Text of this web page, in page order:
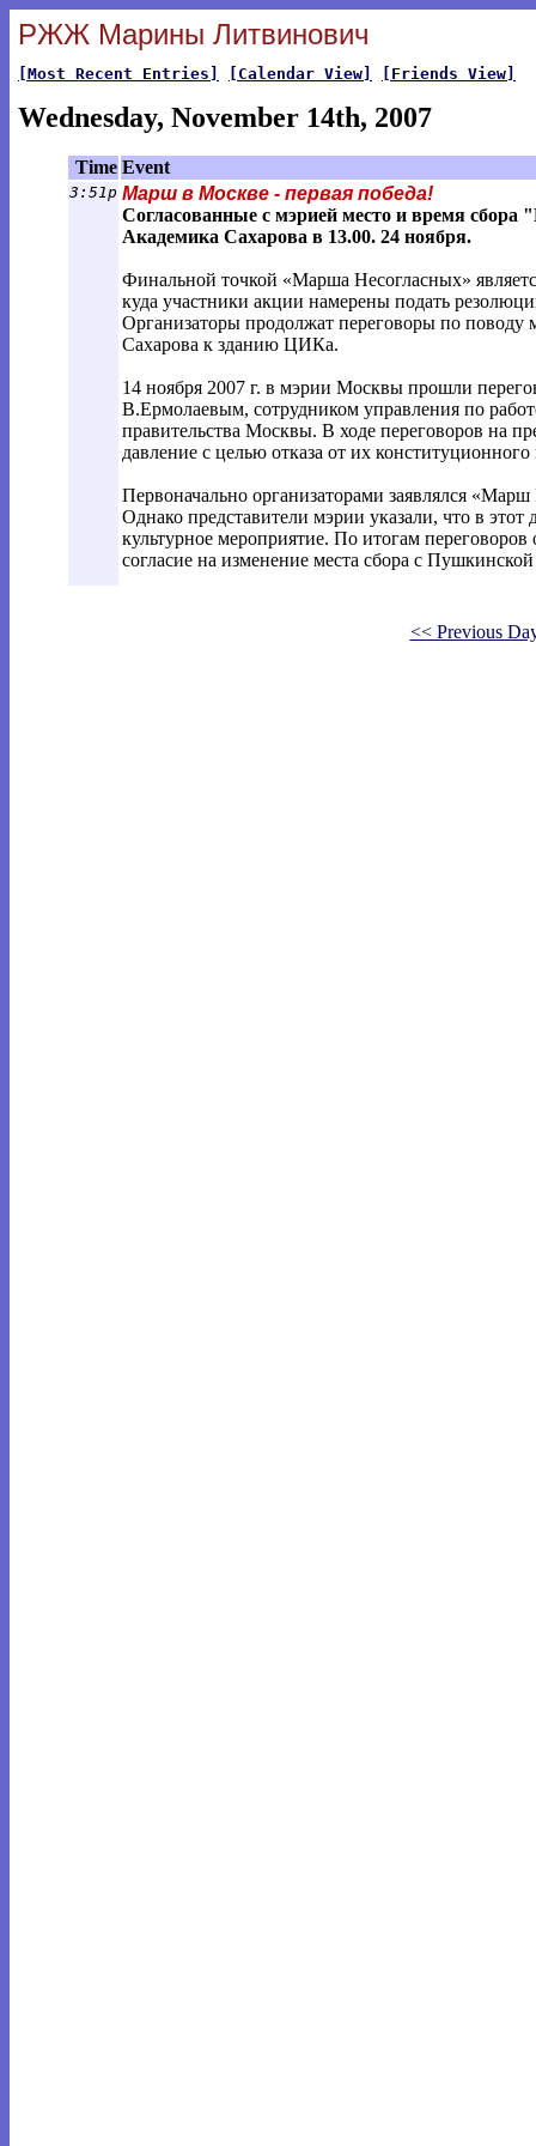
РЖЖ Марины Литвинович
[Most Recent Entries] [Calendar View] [Friends View]
Wednesday, November 14th, 2007
Time Event
3:51p Марш в Москве - первая победа!
Согласованные с мэрией место и время
Академика Сахарова в 13.00. 24 ноября.
Финальной точкой «Марша Несогласных»
куда участники акции намерены подать
Организаторы продолжат переговоры по
Сахарова к зданию ЦИКа.
14 ноября 2007 г. в мэрии Москвы прошли
В.Ермолаевым, сотрудником управления по
правительства Москвы. В ходе переговоров на
давление с целью отказа от их
Первоначально организаторами заявлялся
Однако представители мэрии указали, что в
культурное мероприятие. По итогам
согласие на изменение места сбора с
<< Previous